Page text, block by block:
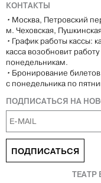
КОНТАКТЫ
• Москва, Петровский
м. Чеховская,
• График работы кассы:
касса возобновит
понедельникам.
• Бронирование
с понедельника по
ПОДПИСАТЬСЯ НА
ПОДПИСАТЬСЯ
ТЕАТР